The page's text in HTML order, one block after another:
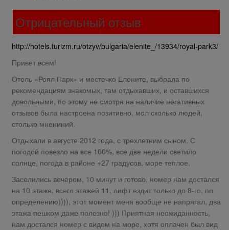
Отрицательный отзыв
http://hotels.turizm.ru/otzyv/bulgaria/elenite_/13934/royal-park3/
Привет всем!
Отель «Роял Парк» и местечко Елените, выбрала по
рекомендациям знакомых, там отдыхавших, и оставшихся
довольными, по этому не смотря на наличие негативных
отзывов была настроена позитивно, мол сколько людей,
столько мнениний.
Отдыхали в августе 2012 года, с трехлетним сыном. С
погодой повезло на все 100%, все две недели светило
солнце, погода в районе +27 градусов, море теплое.
Заселились вечером, 10 минут и готово, номер нам достался
на 10 этаже, всего этажей 11, лифт ездит только до 8-го, по
определению)))), этот момент меня вообще не напрягал, два
этажа пешком даже полезно! ))) Приятная неожиданность,
нам достался номер с видом на море, хотя оплачен был вид